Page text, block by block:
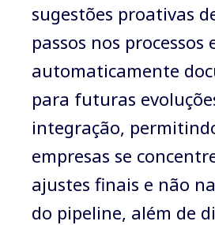
sugestões proativas
passos nos processos
automaticamente
para futuras
integração,
empresas se
ajustes finais e não
do pipeline, além de